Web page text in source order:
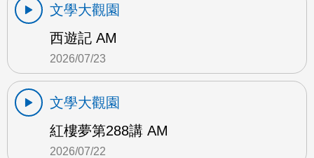
文學大觀園
西遊記 AM
2026/07/23
文學大觀園
紅樓夢第288講 AM
2026/07/22